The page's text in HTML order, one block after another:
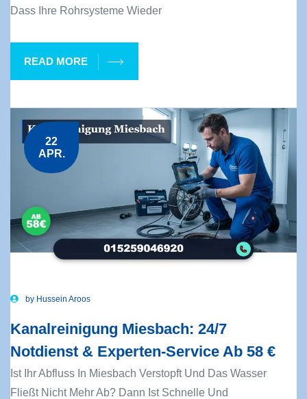
Dass Ihre Rohrsysteme Wieder
READ MORE
22
APR.
by Hussein Aroos
Kanalreinigung Miesbach: 24/7
Notdienst & Experten-Service Ab 58 €
Ist Ihr Abfluss In Miesbach Verstopft Und Das Wasser
Fließt Nicht Mehr Ab? Dann Ist Schnelle Und